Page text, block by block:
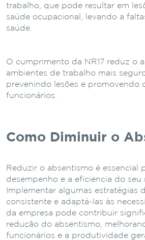
trabalho, que pode resultar em
saúde ocupacional, levando a
saúde.
O cumprimento da NR17 reduz o
ambientes de trabalho mais
prevenindo lesões e promovendo
funcionários.
Como Diminuir o
Reduzir o absentismo é essencial
desempenho e a eficiência do seu
Implementar algumas estratégias
consistente e adaptá-las às
da empresa pode contribuir
redução do absentismo,
funcionários e a produtividade